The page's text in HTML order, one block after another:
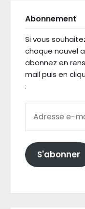
Abonnement
Si vous
chaque nouvel
abonnez en
mail puis en
:
S'abonner